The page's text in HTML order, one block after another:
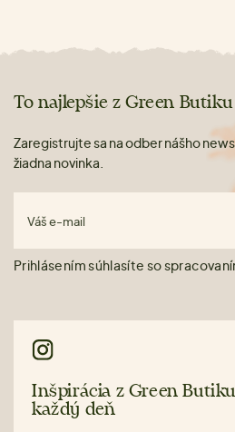
To najlepšie z Green
Zaregistrujte sa na odber nášho
žiadna novinka.
Váš e-mail
Prihlásením súhlasíte so
Inšpirácia z Green Butiku
každý deň